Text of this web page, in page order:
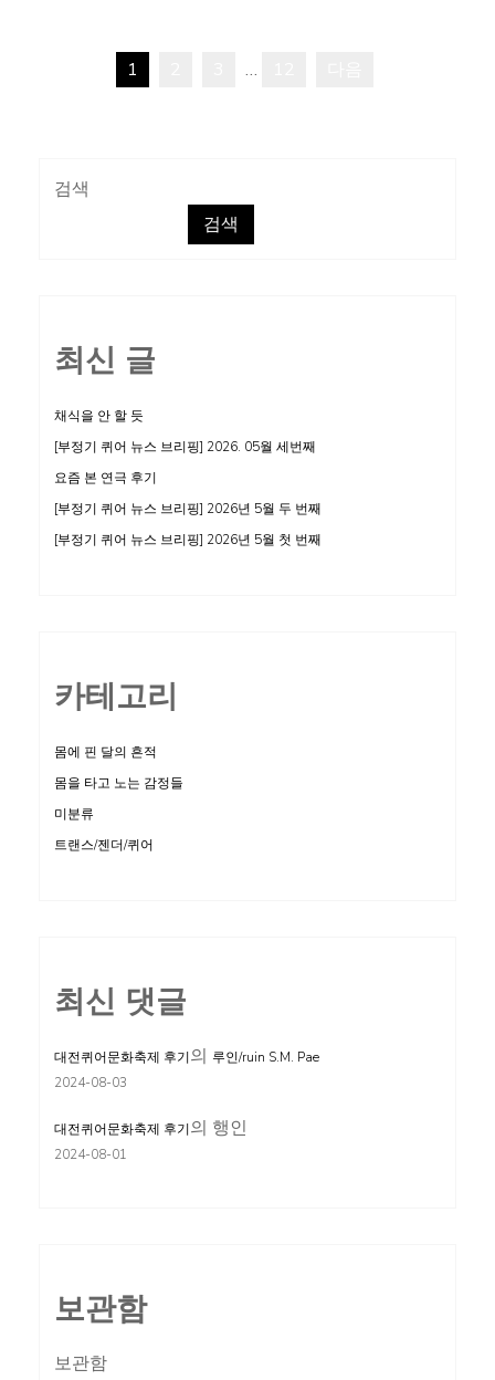
이
김
1 …
검색
검색
최신 글
채식을 안 할 듯
[부정기 퀴어 뉴스 브리핑] 2026. 05월 세번째
요즘 본 연극 후기
[부정기 퀴어 뉴스 브리핑] 2026년 5월 두 번째
[부정기 퀴어 뉴스 브리핑] 2026년 5월 첫 번째
카테고리
몸에 핀 달의 흔적
몸을 타고 노는 감정들
미분류
트랜스/젠더/퀴어
최신 댓글
대전퀴어문화축제 후기의 루인/ruin S.M. Pae
2024-08-03
대전퀴어문화축제 후기의 행인
2024-08-01
보관함
보관함